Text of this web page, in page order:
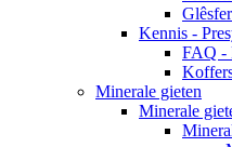
Kennis -
FAQ -
Minerale gieten
Minerale